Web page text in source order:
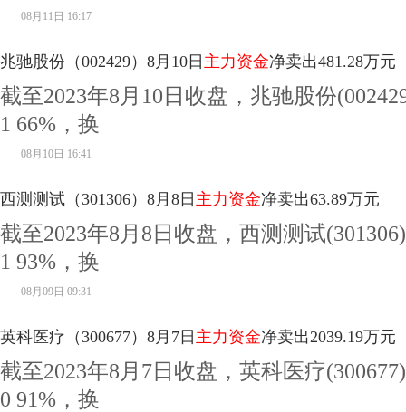
08月11日 16:17
兆驰股份（002429）8月10日 主力资金净卖出481.28万元
截至2023年8月10日收盘，兆驰股份
1 66%，换
08月10日 16:41
西测测试（301306）8月8日 主力资金净卖出63.89万元
截至2023年8月8日收盘，西测测试
1 93%，换
08月09日 09:31
英科医疗（300677）8月7日 主力资金净卖出2039.19万元
截至2023年8月7日收盘，英科医疗
0 91%，换